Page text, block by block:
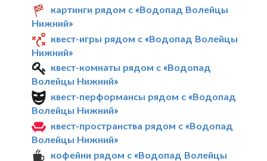
картинги рядом с «Водопад Волейцы
Нижний»
квест-игры рядом с «Водопад Волейцы
Нижний»
квест-комнаты рядом с «Водопад
Волейцы Нижний»
квест-перформансы рядом с «Водопад
Волейцы Нижний»
квест-пространства рядом с «Водопад
Волейцы Нижний»
кофейни рядом с «Водопад Волейцы